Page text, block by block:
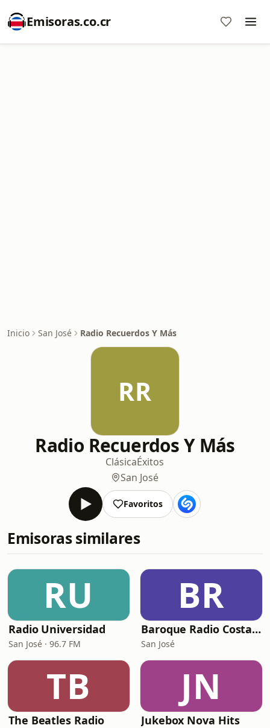
Emisoras.co.cr
Inicio San José Radio Recuerdos Y Más
RR
Radio Recuerdos Y Más
ClásicaÉxitos
San José
Favoritos
Emisoras similares
RU
Radio Universidad
San José · 96.7 FM
BR
Baroque Radio Costa Rica
San José
TB
The Beatles Radio
JN
Jukebox Nova Hits